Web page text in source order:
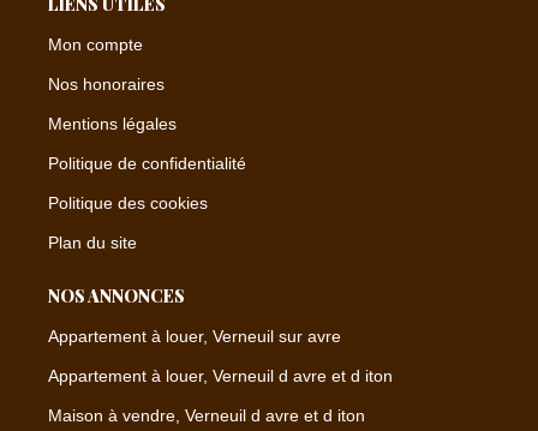
Mon compte
Nos honoraires
Mentions légales
Politique de confidentialité
Politique des cookies
Plan du site
NOS ANNONCES
Appartement à louer, Verneuil sur avre
Appartement à louer, Verneuil d avre et d iton
Maison à vendre, Verneuil d avre et d iton